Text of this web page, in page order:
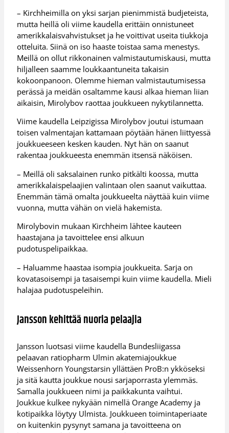
– Kirchheimilla on yksi sarjan pienimmistä budjeteista,
mutta heillä oli viime kaudella erittäin onnistuneet
amerikkalaisvahvistukset ja he voittivat useita tiukkoja
otteluita. Siinä on iso haaste toistaa sama menestys.
Meillä on ollut rikkonainen valmistautumiskausi, mutta
hiljalleen saamme loukkaantuneita takaisin
kokoonpanoon. Olemme hieman valmistautumisessa
perässä ja meidän osaltamme kausi alkaa hieman liian
aikaisin, Mirolybov raottaa joukkueen nykytilannetta.
Viime kaudella Leipzigissa Mirolybov joutui istumaan
toisen valmentajan kattamaan pöytään hänen liittyessä
joukkueeseen kesken kauden. Nyt hän on saanut
rakentaa joukkueesta enemmän itsensä näköisen.
– Meillä oli saksalainen runko pitkälti koossa, mutta
amerikkalaispelaajien valintaan olen saanut vaikuttaa.
Enemmän tämä omalta joukkueelta näyttää kuin viime
vuonna, mutta vähän on vielä hakemista.
Mirolybovin mukaan Kirchheim lähtee kauteen
haastajana ja tavoittelee ensi alkuun
pudotuspelipaikkaa.
– Haluamme haastaa isompia joukkueita. Sarja on
kovatasoisempi ja tasaisempi kuin viime kaudella. Mieli
halajaa pudotuspeleihin.
Jansson kehittää nuoria pelaajia
Jansson luotsasi viime kaudella Bundesliigassa
pelaavan ratiopharm Ulmin akatemiajoukkue
Weissenhorn Youngstarsin yllättäen ProB:n ykköseksi
ja sitä kautta joukkue nousi sarjaporrasta ylemmäs.
Samalla joukkueen nimi ja paikkakunta vaihtui.
Joukkue kulkee nykyään nimellä Orange Academy ja
kotipaikka löytyy Ulmista. Joukkueen toimintaperiaate
on kuitenkin pysynyt samana ja tavoitteena on